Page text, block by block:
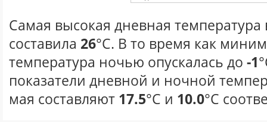
Самая высокая дневная температура
составила 26°С. В то время как
температура ночью опускалась до -1
показатели дневной и ночной
мая составляют 17.5°С и 10.0°С